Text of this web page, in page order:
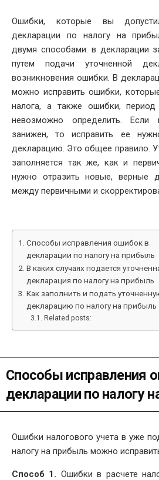
Ошибки, которые вы
декларации по налогу на
двумя способами: в декларации
путем подачи уточненной
возникновения ошибки. В
можно исправить ошибки,
налога, а также ошибки,
невозможно определить. Если
занижен, то исправить ее
декларацию. Это общее правило.
заполняется так же, как и
нужно отразить новые, верные
между первичными и
Способы исправления ошибок в
декларации по налогу на прибыль
В каких случаях подается
декларация по налогу на прибыль
Как заполнить и подать
декларацию по налогу на прибыль
Related posts:
Способы исправления
декларации по налогу
Ошибки налогового учета в уже
налогу на прибыль можно
Способ 1. Ошибки в расчете